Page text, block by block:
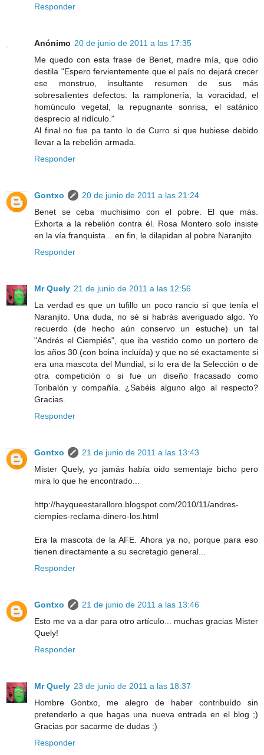
Responder
Anónimo 20 de junio de 2011 a las 17:35
Me quedo con esta frase de Benet, madre mía, que odio
destila "Espero fervientemente que el país no dejará crecer
ese monstruo, insultante resumen de sus más
sobresalientes defectos: la ramplonería, la voracidad, el
homúnculo vegetal, la repugnante sonrisa, el satánico
desprecio al ridículo."
Al final no fue pa tanto lo de Curro si que hubiese debido
llevar a la rebelión armada.
Responder
Gontxo
20 de junio de 2011 a las 21:24
Benet se ceba muchisimo con el pobre. El que más.
Exhorta a la rebelión contra él. Rosa Montero solo insiste
en la vía franquista... en fin, le dilapidan al pobre Naranjito.
Responder
Mr Quely 21 de junio de 2011 a las 12:56
La verdad es que un tufillo un poco rancio sí que tenía el
Naranjito. Una duda, no sé si habrás averiguado algo. Yo
recuerdo (de hecho aún conservo un estuche) un tal
"Andrés el Ciempiés", que iba vestido como un portero de
los años 30 (con boina incluída) y que no sé exactamente si
era una mascota del Mundial, si lo era de la Selección o de
otra competición o si fue un diseño fracasado como
Toribalón y compañía. ¿Sabéis alguno algo al respecto?
Gracias.
Responder
Gontxo
21 de junio de 2011 a las 13:43
Mister Quely, yo jamás había oido sementaje bicho pero
mira lo que he encontrado...
http://hayqueestaralloro.blogspot.com/2010/11/andres-
ciempies-reclama-dinero-los.html
Era la mascota de la AFE. Ahora ya no, porque para eso
tienen directamente a su secretagio general...
Responder
Gontxo
21 de junio de 2011 a las 13:46
Esto me va a dar para otro artículo... muchas gracias Mister
Quely!
Responder
Mr Quely 23 de junio de 2011 a las 18:37
Hombre Gontxo, me alegro de haber contribuído sin
pretenderlo a que hagas una nueva entrada en el blog ;)
Gracias por sacarme de dudas :)
Responder